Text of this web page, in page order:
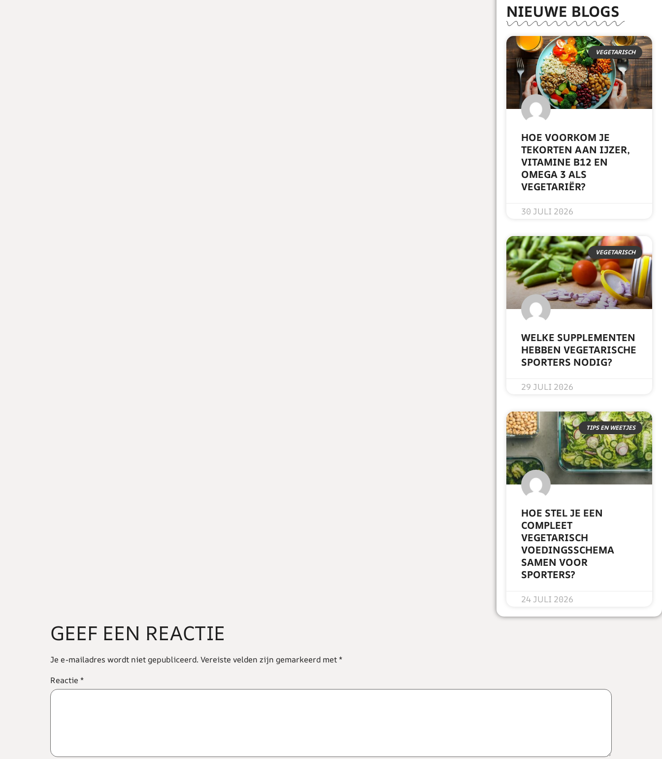
NIEUWE BLOGS
VEGETARISCH
HOE VOORKOM JE
TEKORTEN AAN IJZER,
VITAMINE B12 EN
OMEGA 3 ALS
VEGETARIËR?
30 JULI 2026
VEGETARISCH
WELKE SUPPLEMENTEN
HEBBEN VEGETARISCHE
SPORTERS NODIG?
29 JULI 2026
TIPS EN WEETJES
HOE STEL JE EEN
COMPLEET
VEGETARISCH
VOEDINGSSCHEMA
SAMEN VOOR
SPORTERS?
24 JULI 2026
GEEF EEN REACTIE
Je e-mailadres wordt niet gepubliceerd. Vereiste velden zijn gemarkeerd met*
Reactie *